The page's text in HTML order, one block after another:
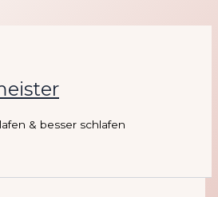
& besser schlafen